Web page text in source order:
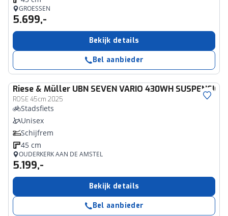
GROESSEN
5.699,-
Bekijk details
Bel aanbieder
Riese & Müller UBN SEVEN VARIO 430WH
ROSE 45cm 2025
Stadsfiets
Unisex
Schijfrem
45 cm
OUDERKERK AAN DE AMSTEL
5.199,-
Bekijk details
Bel aanbieder